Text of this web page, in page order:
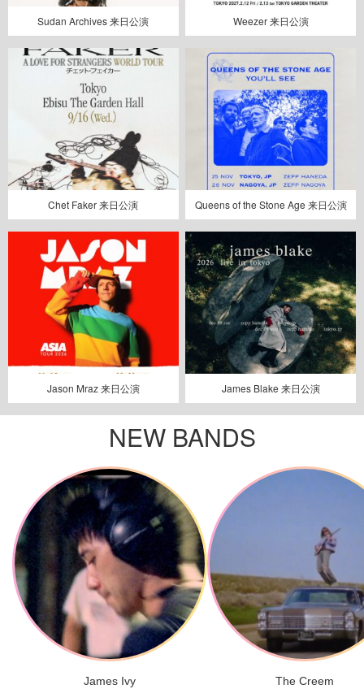
Sudan Archives 来日公演 Weezer 来日公演
Chet Faker 来日公演 Queens of the Stone Age 来日公演
Jason Mraz 来日公演 James Blake 来日公演
NEW BANDS
James Ivy The Creem